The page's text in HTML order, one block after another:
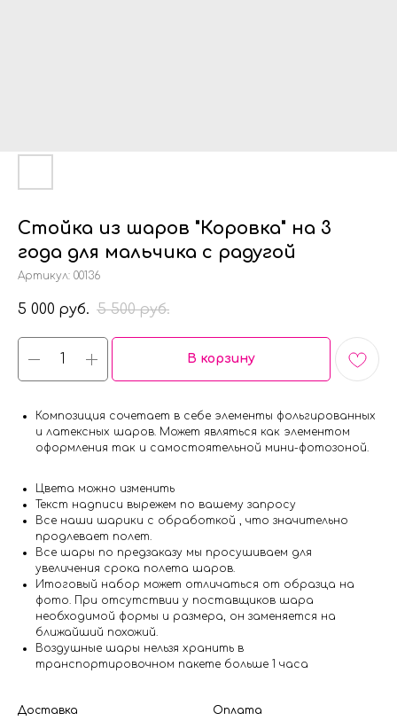
Стойка из шаров "Коровка" на 3
года для мальчика с радугой
Артикул: 00136
5 000 руб. 5 500 руб.
В корзину
Композиция сочетает в себе элементы фольгированных
и латексных шаров. Может являться как элементом
оформления так и самостоятельной мини-фотозоной.
Цвета можно изменить
Текст надписи вырежем по вашему запросу
Все наши шарики с обработкой , что значительно
продлевает полет.
Все шары по предзаказу мы просушиваем для
увеличения срока полета шаров.
Итоговый набор может отличаться от образца на
фото. При отсутствии у поставщиков шара
необходимой формы и размера, он заменяется на
ближайший похожий.
Воздушные шары нельзя хранить в
транспортировочном пакете больше 1 часа
Доставка Оплата